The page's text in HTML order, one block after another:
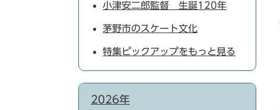
小津安二郎監督 生誕120年
茅野市のスケート文化
特集ピックアップをもっと見る
2026年